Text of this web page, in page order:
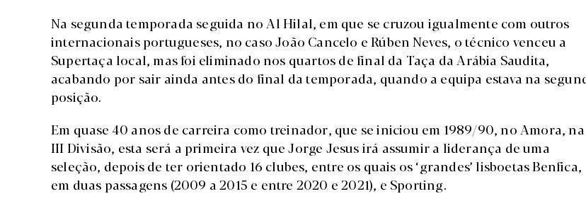
Na segunda temporada seguida no Al Hilal, em que se cruzou igualmente com outros
internacionais portugueses, no caso João Cancelo e Rúben Neves, o técnico venceu a
Supertaça local, mas foi eliminado nos quartos de final da Taça da Arábia Saudita,
acabando por sair ainda antes do final da temporada, quando a equipa estava na
posição.
Em quase 40 anos de carreira como treinador, que se iniciou em 1989/90, no Amora, na
III Divisão, esta será a primeira vez que Jorge Jesus irá assumir a liderança de uma
seleção, depois de ter orientado 16 clubes, entre os quais os ‘grandes’ lisboetas Benfica,
em duas passagens (2009 a 2015 e entre 2020 e 2021), e Sporting.